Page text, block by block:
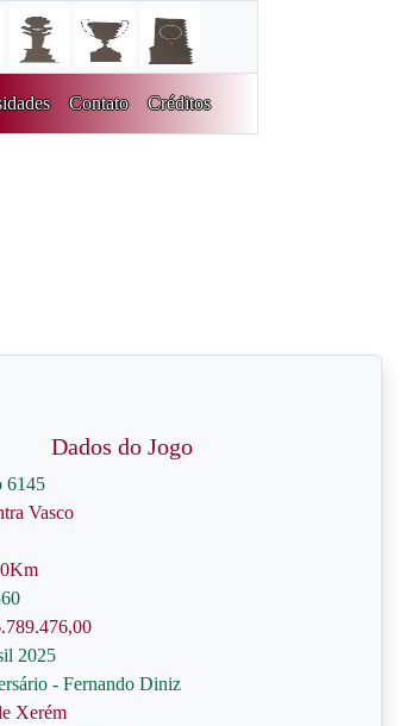
Contato Créditos
Dados do Jogo
6145
Vasco
2025
- Fernando Diniz
Xerém